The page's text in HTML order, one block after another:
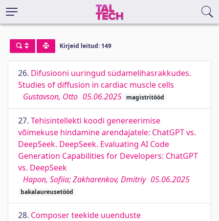
Kirjeid leitud: 149
26. Difusiooni uuringud südamelihasrakkudes.
Studies of diffusion in cardiac muscle cells
Gustavson, Otto 05.06.2025 magistritööd
27. Tehisintellekti koodi genereerimise
võimekuse hindamine arendajatele: ChatGPT vs.
DeepSeek. DeepSeek. Evaluating AI Code
Generation Capabilities for Developers: ChatGPT
vs. DeepSeek
Hapon, Sofiia; Zakharenkov, Dmitriy 05.06.2025
bakalaureusetööd
28. Composer teekide uuenduste